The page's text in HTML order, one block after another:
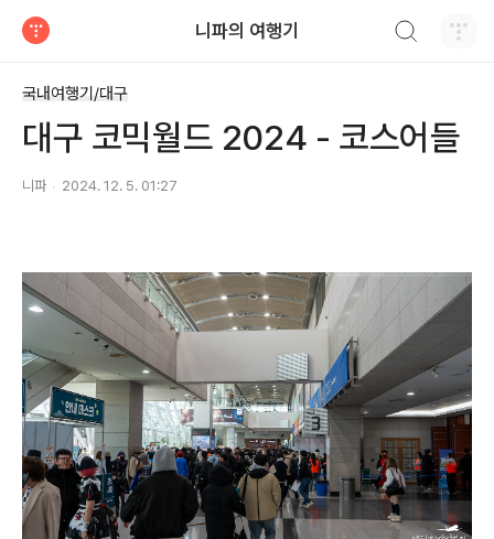
니파의 여행기
국내여행기/대구
대구 코믹월드 2024 - 코스어들
니파 2024. 12. 5. 01:27